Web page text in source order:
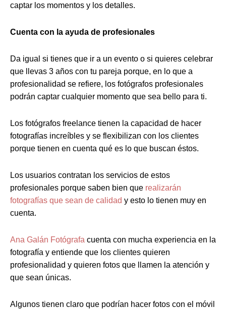
captar los momentos y los detalles.
Cuenta con la ayuda de profesionales
Da igual si tienes que ir a un evento o si quieres celebrar
que llevas 3 años con tu pareja porque, en lo que a
profesionalidad se refiere, los fotógrafos profesionales
podrán captar cualquier momento que sea bello para ti.
Los fotógrafos freelance tienen la capacidad de hacer
fotografías increíbles y se flexibilizan con los clientes
porque tienen en cuenta qué es lo que buscan éstos.
Los usuarios contratan los servicios de estos
profesionales porque saben bien que realizarán
fotografías que sean de calidad y esto lo tienen muy en
cuenta.
Ana Galán Fotógrafa cuenta con mucha experiencia en la
fotografía y entiende que los clientes quieren
profesionalidad y quieren fotos que llamen la atención y
que sean únicas.
Algunos tienen claro que podrían hacer fotos con el móvil